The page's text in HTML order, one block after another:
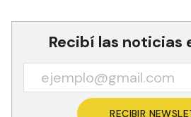
Recibí las noticias
RECIBIR